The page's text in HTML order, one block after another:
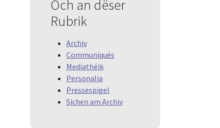
Och an dëser
Rubrik
Archiv
Communiqués
Mediathéik
Personalia
Pressespigel
Sichen am Archiv